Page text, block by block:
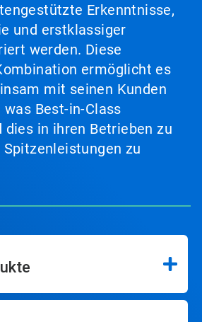
Erkenntnisse,
und erstklassiger
werden. Diese
ermöglicht es
mit seinen Kunden
Best-in-Class
dies in ihren Betrieben zu
zu